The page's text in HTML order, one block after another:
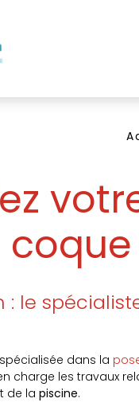
: le
dans la
charge les travaux
de la piscine.